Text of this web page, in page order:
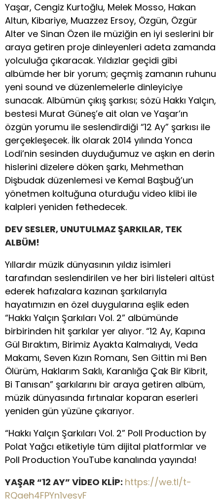
Yaşar, Cengiz Kurtoğlu, Melek Mosso, Hakan
Altun, Kibariye, Muazzez Ersoy, Özgün, Özgür
Alter ve Sinan Özen ile müziğin en iyi seslerini bir
araya getiren proje dinleyenleri adeta zamanda
yolculuğa çıkaracak. Yıldızlar geçidi gibi
albümde her bir yorum; geçmiş zamanın ruhunu
yeni sound ve düzenlemelerle dinleyiciye
sunacak. Albümün çıkış şarkısı; sözü Hakkı Yalçın,
bestesi Murat Güneş’e ait olan ve Yaşar’ın
özgün yorumu ile seslendirdiği “12 Ay” şarkısı ile
gerçekleşecek. İlk olarak 2014 yılında Yonca
Lodi’nin sesinden duyduğumuz ve aşkın en derin
hislerini dizelere döken şarkı, Mehmethan
Dişbudak düzenlemesi ve Kemal Başbuğ’un
yönetmen koltuğuna oturduğu video klibi ile
kalpleri yeniden fethedecek.
DEV SESLER, UNUTULMAZ ŞARKILAR, TEK
ALBÜM!
Yıllardır müzik dünyasının yıldız isimleri
tarafından seslendirilen ve her biri listeleri altüst
ederek hafızalara kazınan şarkılarıyla
hayatımızın en özel duygularına eşlik eden
“Hakkı Yalçın Şarkıları Vol. 2” albümünde
birbirinden hit şarkılar yer alıyor. “12 Ay, Kapına
Gül Bıraktım, Birimiz Ayakta Kalmalıydı, Veda
Makamı, Seven Kızın Romanı, Sen Gittin mi Ben
Ölürüm, Haklarım Saklı, Karanlığa Çak Bir Kibrit,
Bi Tanısan” şarkılarını bir araya getiren albüm,
müzik dünyasında fırtınalar koparan eserleri
yeniden gün yüzüne çıkarıyor.
“Hakkı Yalçın Şarkıları Vol. 2” Poll Production by
Polat Yağcı etiketiyle tüm dijital platformlar ve
Poll Production YouTube kanalında yayında!
YAŞAR “12 AY” VİDEO KLİP: https://we.tl/t-
RQaeh4FPYn1vesyF